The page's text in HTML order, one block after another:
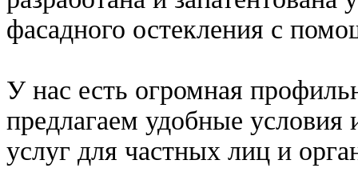
фасадного остекления с
У нас есть огромная
предлагаем удобные
услуг для частных лиц и